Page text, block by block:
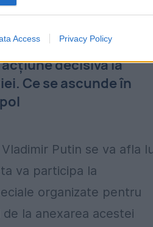
Access Privacy Policy
decisivă la
Ce se ascunde în
Putin se va afla
va participa la
organizate pentru
la anexarea acestei